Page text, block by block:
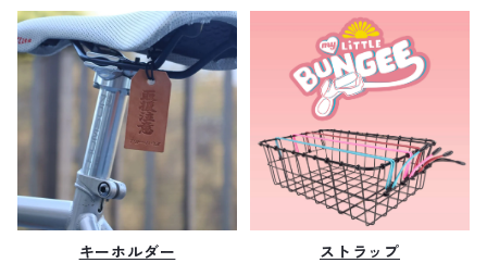
キーホルダー ストラップ